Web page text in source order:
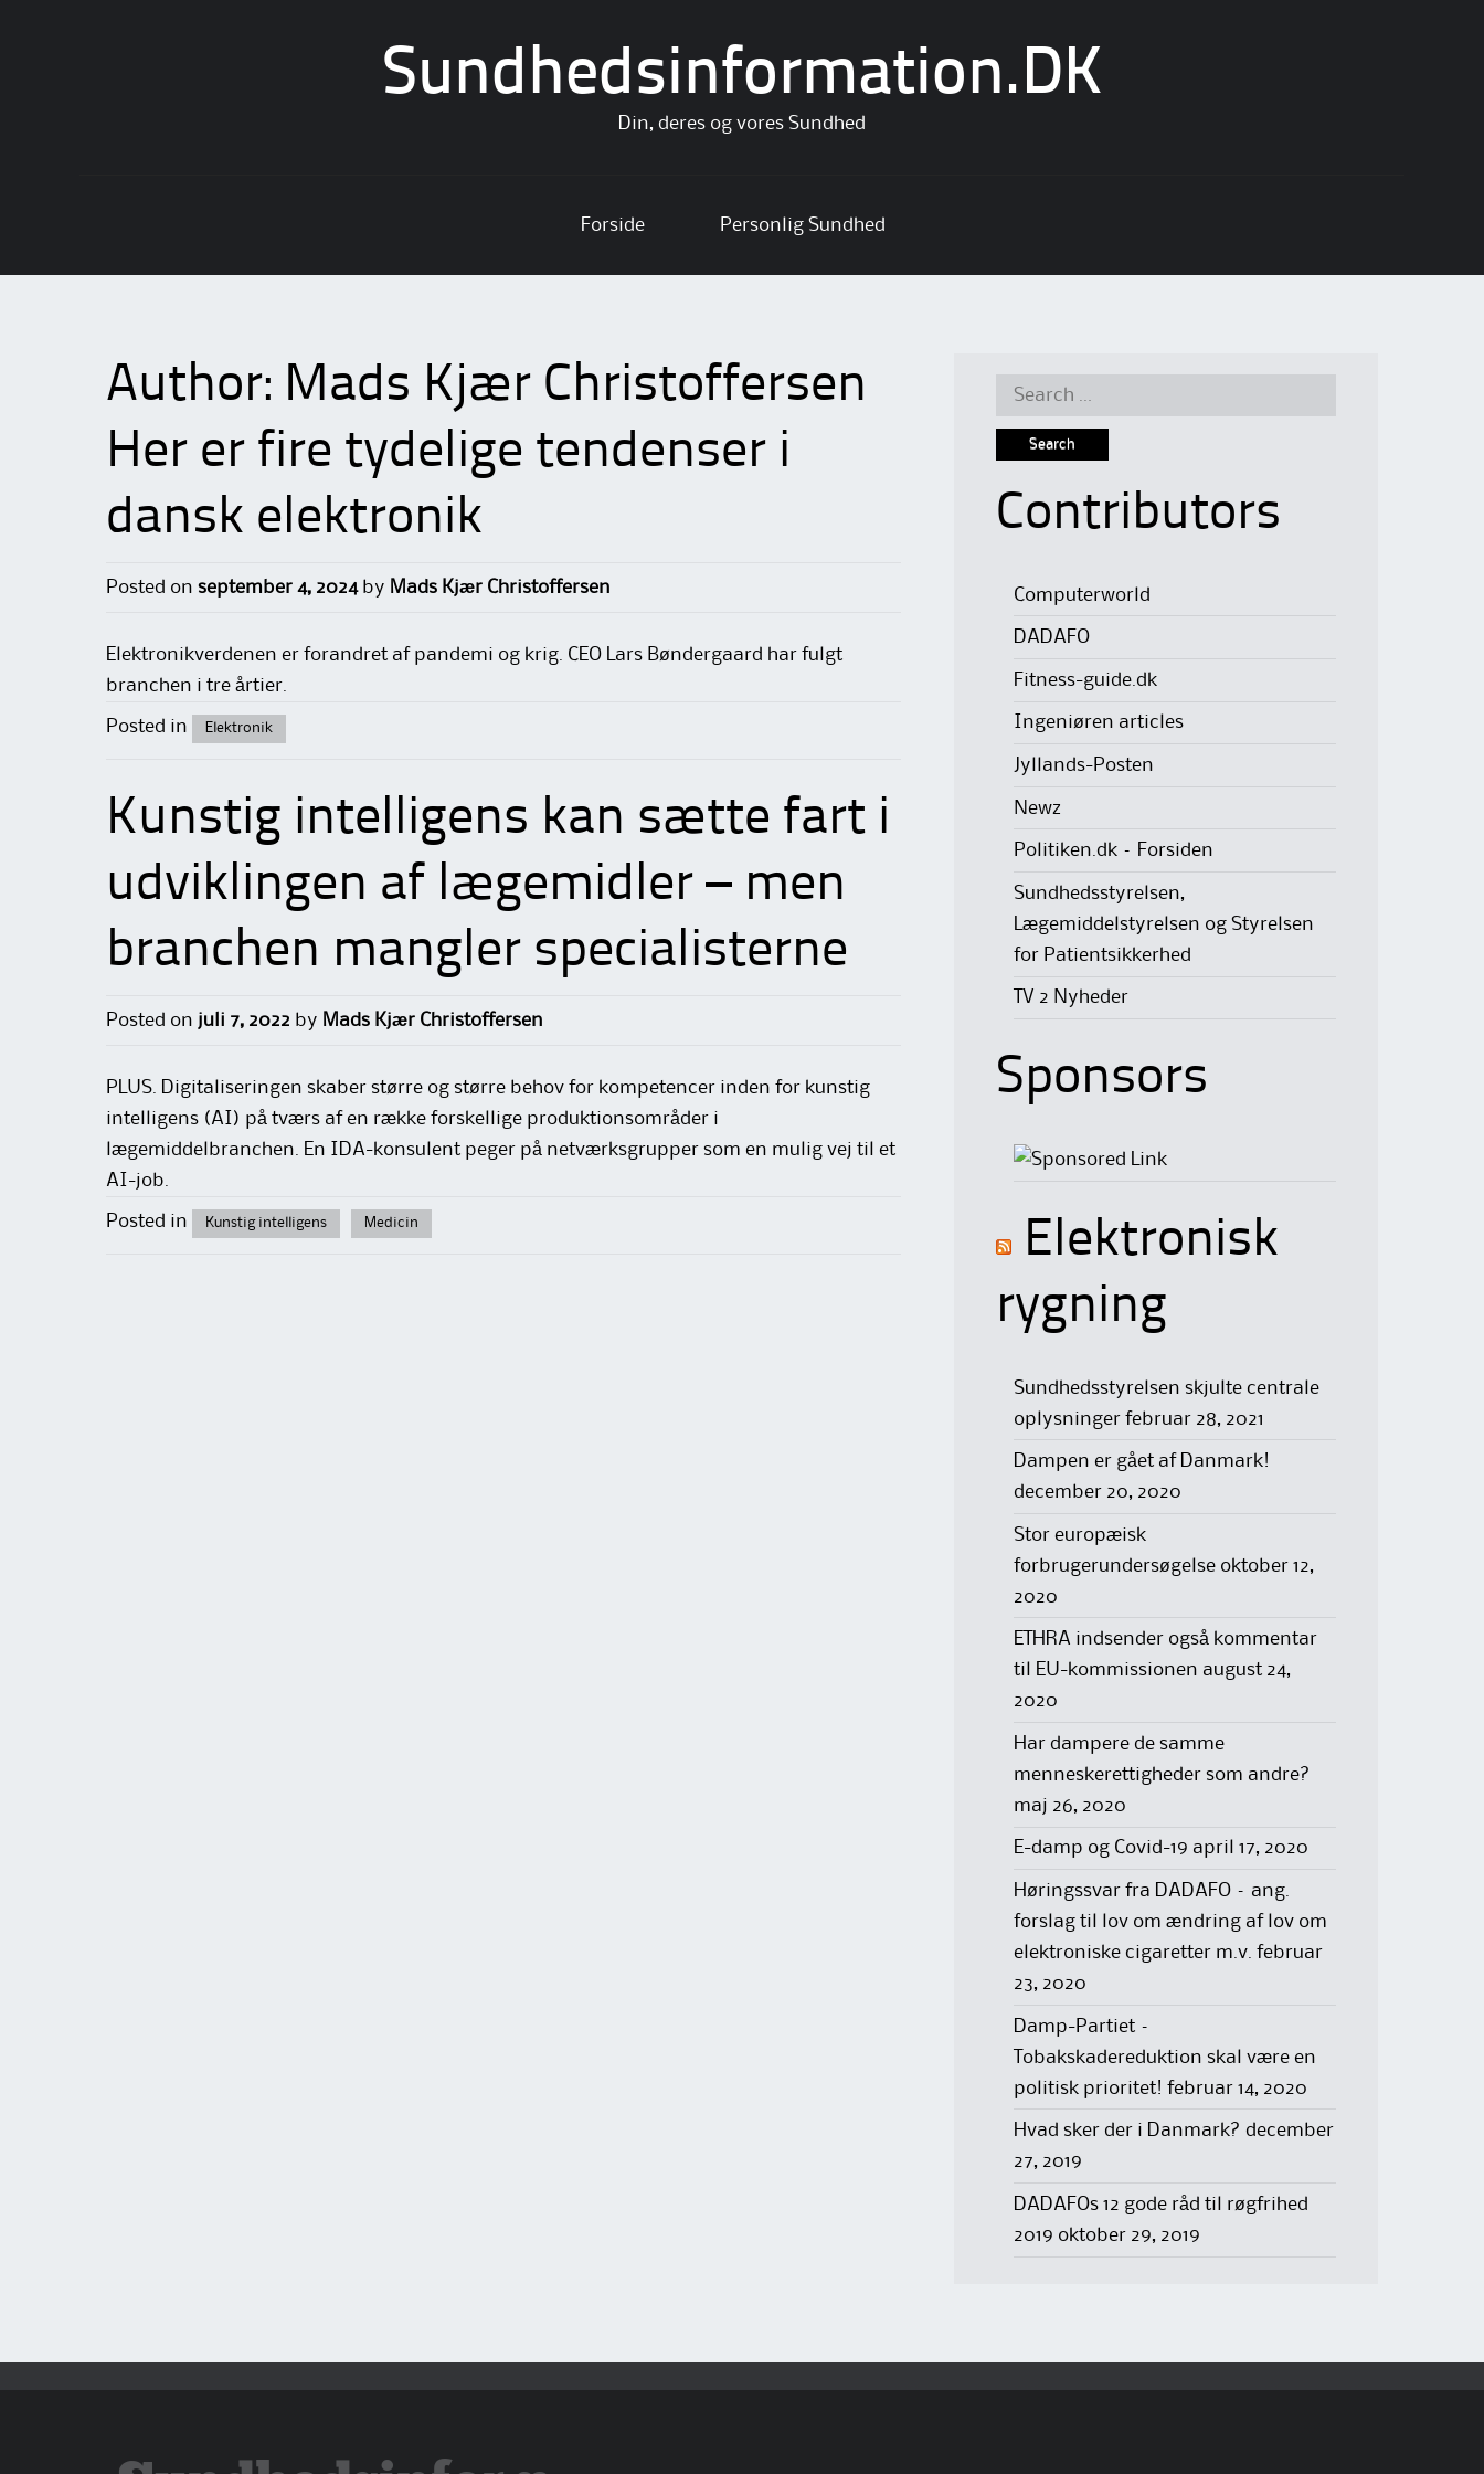
Sundhedsinformation.DK
Din, deres og vores Sundhed
content
Forside Personlig Sundhed
Author: Mads Kjær Christoffersen
Her er fire tydelige tendenser i
dansk elektronik
Posted on september 4, 2024by Mads Kjær Christoffersen
Elektronikverdenen er forandret af pandemi og krig. CEO Lars Bøndergaard har fulgt
branchen i tre årtier.
Posted in Elektronik
Kunstig intelligens kan sætte fart i
udviklingen af lægemidler – men
branchen mangler specialisterne
Posted on juli 7, 2022 by Mads Kjær Christoffersen
PLUS. Digitaliseringen skaber større og større behov for kompetencer inden for kunstig
intelligens (AI) på tværs af en række forskellige produktionsområder i
lægemiddelbranchen. En IDA-konsulent peger på netværksgrupper som en mulig vej til et
AI-job.
Posted in Kunstig intelligens Medicin
Search
Contributors
Computerworld
DADAFO
Fitness-guide.dk
Ingeniøren articles
Jyllands-Posten
Newz
Politiken.dk – Forsiden
Sundhedsstyrelsen,
Lægemiddelstyrelsen og Styrelsen
for Patientsikkerhed
TV 2 Nyheder
Sponsors
Elektronisk
rygning
Sundhedsstyrelsen skjulte centrale
oplysninger februar 28, 2021
Dampen er gået af Danmark!
december 20, 2020
Stor europæisk
forbrugerundersøgelse oktober 12,
2020
ETHRA indsender også kommentar
til EU-kommissionen august 24,
2020
Har dampere de samme
menneskerettigheder som andre?
maj 26, 2020
E-damp og Covid-19 april 17, 2020
Høringssvar fra DADAFO – ang.
forslag til lov om ændring af lov om
elektroniske cigaretter m.v. februar
23, 2020
Damp-Partiet –
Tobakskadereduktion skal være en
politisk prioritet! februar 14, 2020
Hvad sker der i Danmark? december
27, 2019
DADAFOs 12 gode råd til røgfrihed
2019 oktober 29, 2019